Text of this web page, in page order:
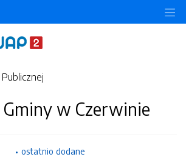
Gminy w Czerwinie
ostatnio dodane